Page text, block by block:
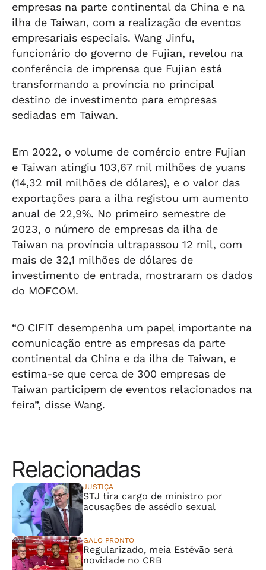
empresas na parte continental da China e na
ilha de Taiwan, com a realização de eventos
empresariais especiais. Wang Jinfu,
funcionário do governo de Fujian, revelou na
conferência de imprensa que Fujian está
transformando a província no principal
destino de investimento para empresas
sediadas em Taiwan.
Em 2022, o volume de comércio entre Fujian
e Taiwan atingiu 103,67 mil milhões de yuans
(14,32 mil milhões de dólares), e o valor das
exportações para a ilha registou um aumento
anual de 22,9%. No primeiro semestre de
2023, o número de empresas da ilha de
Taiwan na província ultrapassou 12 mil, com
mais de 32,1 milhões de dólares de
investimento de entrada, mostraram os dados
do MOFCOM.
“O CIFIT desempenha um papel importante na
comunicação entre as empresas da parte
continental da China e da ilha de Taiwan, e
estima-se que cerca de 300 empresas de
Taiwan participem de eventos relacionados na
feira”, disse Wang.
Relacionadas
JUSTIÇA
STJ tira cargo de ministro por
acusações de assédio sexual
GALO PRONTO
Regularizado, meia Estêvão será
novidade no CRB